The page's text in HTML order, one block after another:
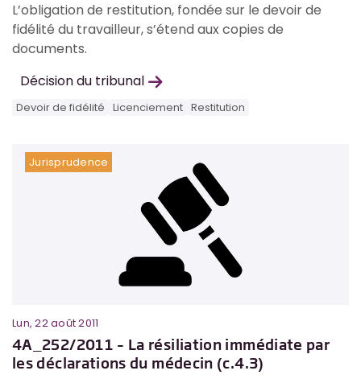
L’obligation de restitution, fondée sur le devoir de
fidélité du travailleur, s’étend aux copies de
documents.
Décision du tribunal
Devoir de fidélité Licenciement Restitution
Jurisprudence
Lun, 22 août 2011
4A_252/2011 – La résiliation immédiate par
les déclarations du médecin (c.4.3)